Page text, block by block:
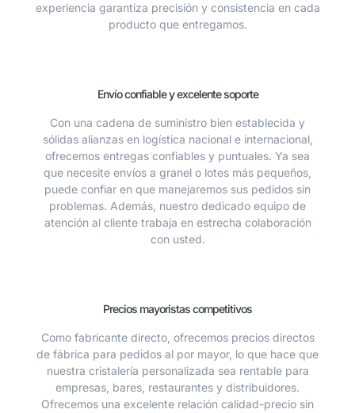
experiencia garantiza precisión y consistencia en cada
producto que entregamos.
Envío confiable y excelente soporte
Con una cadena de suministro bien establecida y
sólidas alianzas en logística nacional e internacional,
ofrecemos entregas confiables y puntuales. Ya sea
que necesite envíos a granel o lotes más pequeños,
puede confiar en que manejaremos sus pedidos sin
problemas. Además, nuestro dedicado equipo de
atención al cliente trabaja en estrecha colaboración
con usted.
Precios mayoristas competitivos
Como fabricante directo, ofrecemos precios directos
de fábrica para pedidos al por mayor, lo que hace que
nuestra cristalería personalizada sea rentable para
empresas, bares, restaurantes y distribuidores.
Ofrecemos una excelente relación calidad-precio sin